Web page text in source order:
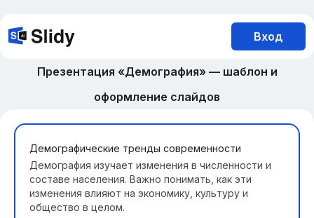
Вход
Презентация «Демография» — шаблон и
оформление слайдов
Демографические тренды современности
Демография изучает изменения в численности и
составе населения. Важно понимать, как эти
изменения влияют на экономику, культуру и
общество в целом.